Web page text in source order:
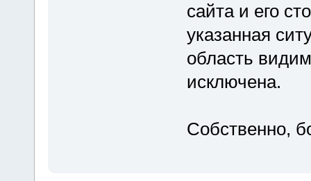
сайта и его
указанная
область
исключена.
Собственно,